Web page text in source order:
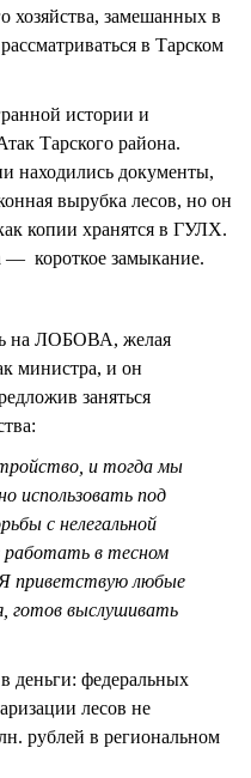
хозяйства, замешанных в
в Тарском
истории и
Тарского района.
находились документы,
вырубка лесов, но он
копии хранятся в ГУЛХ.
— короткое замыкание.
на ЛОБОВА, желая
министра, и он
заняться
и тогда мы
использовать под
с нелегальной
работать в тесном
приветствую любые
готов выслушивать
деньги: федеральных
лесов не
рублей в региональном